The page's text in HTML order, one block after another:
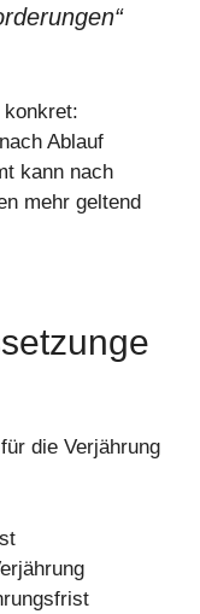
konkret:
Ablauf
kann nach
mehr geltend
die Verjährung